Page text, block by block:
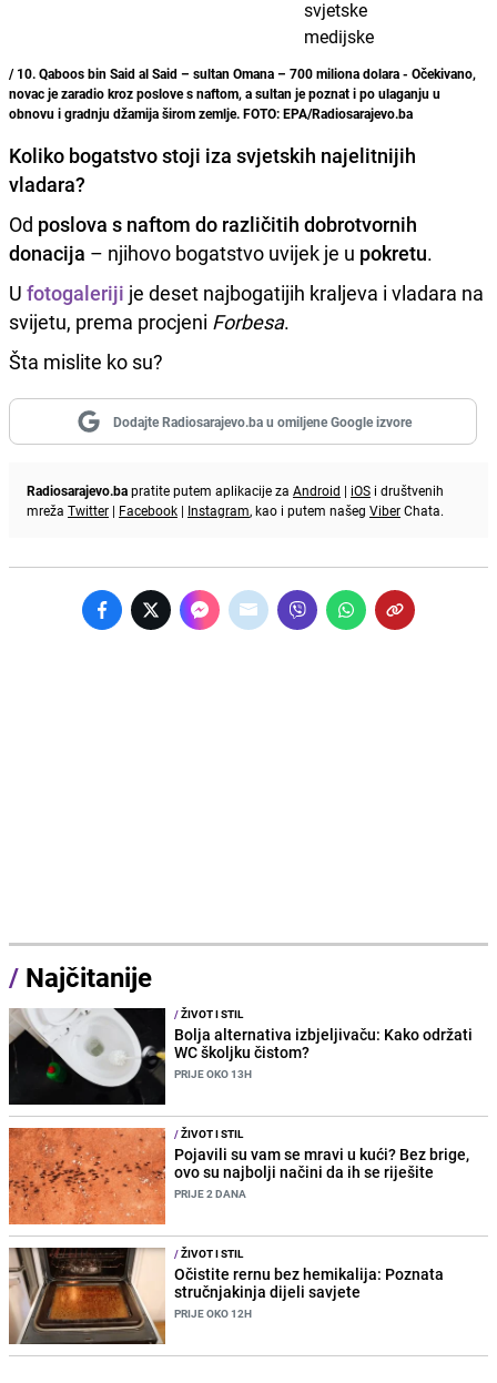
/ 10. Qaboos bin Said al Said – sultan Omana – 700 miliona dolara - Očekivano,
novac je zaradio kroz poslove s naftom, a sultan je poznat i po ulaganju u
obnovu i gradnju džamija širom zemlje. FOTO: EPA/Radiosarajevo.ba
Koliko bogatstvo stoji iza svjetskih najelitnijih
vladara?
Od poslova s naftom do različitih dobrotvornih
donacija – njihovo bogatstvo uvijek je u pokretu.
U fotogaleriji je deset najbogatijih kraljeva i vladara na
svijetu, prema procjeni Forbesa.
Šta mislite ko su?
Dodajte Radiosarajevo.ba u omiljene Google izvore
Radiosarajevo.bapratite putem aplikacije za Android | iOS i društvenih
mreža Twitter | Facebook | Instagram, kao i putem našeg ViberChata.
/ Najčitanije
/ŽIVOT I STIL
Bolja alternativa izbjeljivaču: Kako održati
WC školjku čistom?
PRIJE OKO 13H
/ŽIVOT I STIL
Pojavili su vam se mravi u kući? Bez brige,
ovo su najbolji načini da ih se riješite
PRIJE 2 DANA
/ŽIVOT I STIL
Očistite rernu bez hemikalija: Poznata
stručnjakinja dijeli savjete
PRIJE OKO 12H